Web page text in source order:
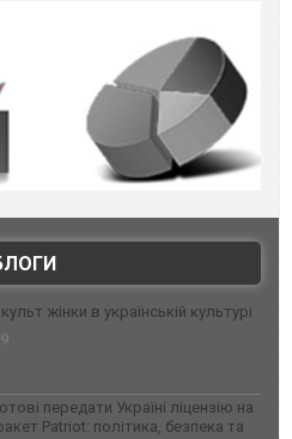
жінки в українській культурі
передати Україні ліцензію на
Patriot: політика, безпека та